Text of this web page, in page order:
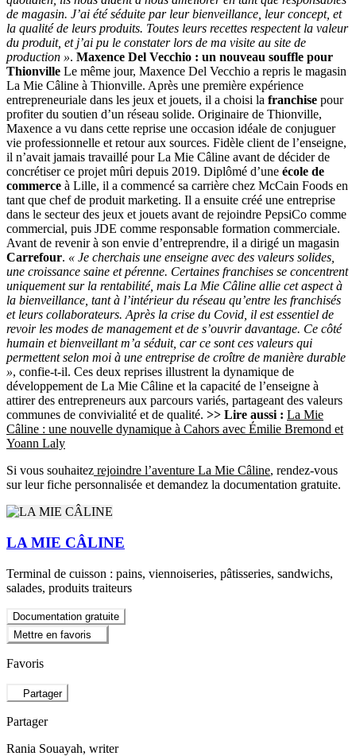
de magasin. J’ai été séduite par leur bienveillance, leur concept, et
la qualité de leurs produits. Toutes leurs recettes respectent la valeur
du produit, et j’ai pu le constater lors de ma visite au site de
production ». Maxence Del Vecchio : un nouveau souffle pour
Thionville Le même jour, Maxence Del Vecchio a repris le magasin
La Mie Câline à Thionville. Après une première expérience
entrepreneuriale dans les jeux et jouets, il a choisi la franchise pour
profiter du soutien d’un réseau solide. Originaire de Thionville,
Maxence a vu dans cette reprise une occasion idéale de conjuguer
vie professionnelle et retour aux sources. Fidèle client de l’enseigne,
il n’avait jamais travaillé pour La Mie Câline avant de décider de
concrétiser ce projet mûri depuis 2019. Diplômé d’une école de
commerce à Lille, il a commencé sa carrière chez McCain Foods en
tant que chef de produit marketing. Il a ensuite créé une entreprise
dans le secteur des jeux et jouets avant de rejoindre PepsiCo comme
commercial, puis JDE comme responsable formation commerciale.
Avant de revenir à son envie d’entreprendre, il a dirigé un magasin
Carrefour. « Je cherchais une enseigne avec des valeurs solides,
une croissance saine et pérenne. Certaines franchises se concentrent
uniquement sur la rentabilité, mais La Mie Câline allie cet aspect à
la bienveillance, tant à l’intérieur du réseau qu’entre les franchisés
et leurs collaborateurs. Après la crise du Covid, il est essentiel de
revoir les modes de management et de s’ouvrir davantage. Ce côté
humain et bienveillant m’a séduit, car ce sont ces valeurs qui
permettent selon moi à une entreprise de croître de manière durable
», confie-t-il. Ces deux reprises illustrent la dynamique de
développement de La Mie Câline et la capacité de l’enseigne à
attirer des entrepreneurs aux parcours variés, partageant des valeurs
communes de convivialité et de qualité. >> Lire aussi : La Mie
Câline : une nouvelle dynamique à Cahors avec Émilie Bremond et
Yoann Laly
Si vous souhaitez rejoindre l’aventure La Mie Câline, rendez-vous
sur leur fiche personnalisée et demandez la documentation gratuite.
LA MIE CÂLINE
Terminal de cuisson : pains, viennoiseries, pâtisseries, sandwichs,
salades, produits traiteurs
Documentation gratuite
Mettre en favoris
Favoris
Partager
Partager
Rania Souayah, writer